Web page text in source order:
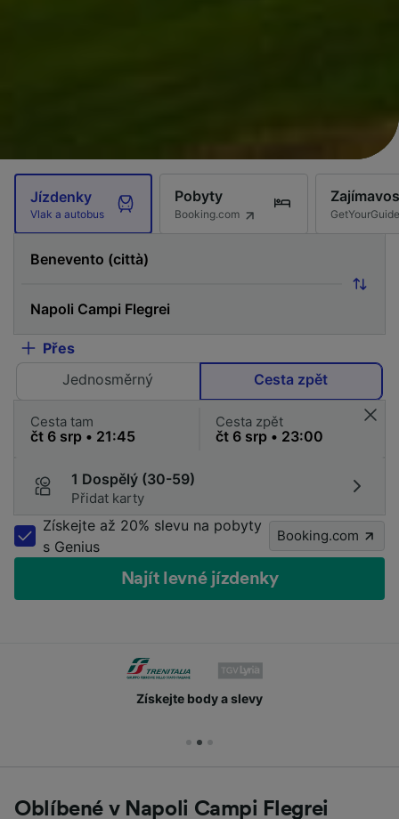
Jízdenky
Vlak a autobus
Pobyty
Booking.com GetYourGuide
Přes
Jednosměrný
Cesta zpět
Cesta tam Cesta zpět
1 Dospělý (30-59)
Přidat karty
Získejte až 20% slevu na pobyty
s Genius
Booking.com
Najít levné jízdenky
Získejte body a slevy
Oblíbené v Napoli Campi Flegrei